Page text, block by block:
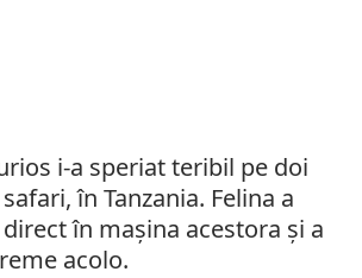
i-a speriat teribil pe doi
în Tanzania. Felina a
în maşina acestora şi a
acolo.